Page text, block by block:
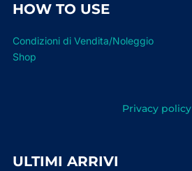
HOW TO USE
Condizioni di Vendita/Noleggio
Shop
Privacy policy
ULTIMI ARRIVI